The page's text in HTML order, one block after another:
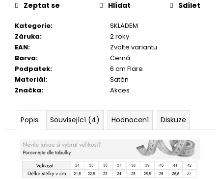
Kategorie:
SKLADEM
Záruka:
2 roky
EAN:
Zvolte variantu
Barva:
Černá
Podpatek:
6 cm Flare
Materiál:
Satén
Značka: Akces
Zeptat se Hlídat Sdílet
Popis Související (4) Hodnocení Diskuze